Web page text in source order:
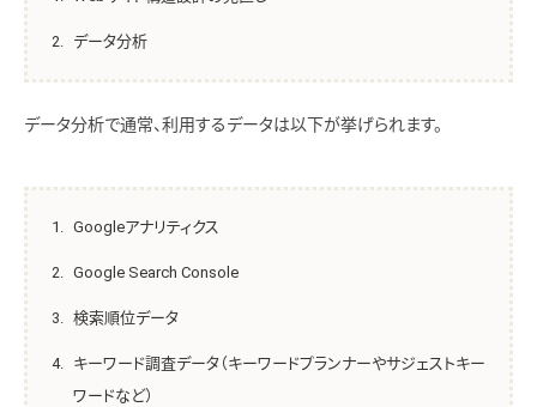
データ分析
データ分析で通常、利用するデータは以下が挙げられます。
Googleアナリティクス
Google Search Console
検索順位データ
キーワード調査データ（キーワードプランナーやサジェストキー
ワードなど）